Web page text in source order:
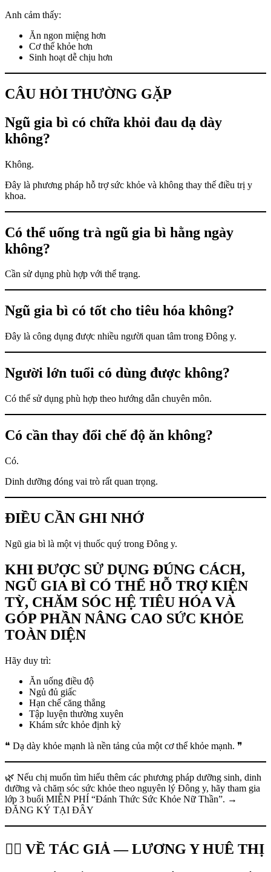
Anh cảm thấy:
Ăn ngon miệng hơn
Cơ thể khỏe hơn
Sinh hoạt dễ chịu hơn
CÂU HỎI THƯỜNG GẶP
Ngũ gia bì có chữa khỏi đau dạ dày
không?
Không.
Đây là phương pháp hỗ trợ sức khỏe và không thay thế điều trị y
khoa.
Có thể uống trà ngũ gia bì hằng ngày
không?
Cần sử dụng phù hợp với thể trạng.
Ngũ gia bì có tốt cho tiêu hóa không?
Đây là công dụng được nhiều người quan tâm trong Đông y.
Người lớn tuổi có dùng được không?
Có thể sử dụng phù hợp theo hướng dẫn chuyên môn.
Có cần thay đổi chế độ ăn không?
Có.
Dinh dưỡng đóng vai trò rất quan trọng.
ĐIỀU CẦN GHI NHỚ
Ngũ gia bì là một vị thuốc quý trong Đông y.
KHI ĐƯỢC SỬ DỤNG ĐÚNG CÁCH,
NGŨ GIA BÌ CÓ THỂ HỖ TRỢ KIỆN
TỲ, CHĂM SÓC HỆ TIÊU HÓA VÀ
GÓP PHẦN NÂNG CAO SỨC KHỎE
TOÀN DIỆN
Hãy duy trì:
Ăn uống điều độ
Ngủ đủ giấc
Hạn chế căng thẳng
Tập luyện thường xuyên
Khám sức khỏe định kỳ
❝ Dạ dày khỏe mạnh là nền tảng của một cơ thể khỏe mạnh. ❞
🌿 Nếu chị muốn tìm hiểu thêm các phương pháp dưỡng sinh, dinh
dưỡng và chăm sóc sức khỏe theo nguyên lý Đông y, hãy tham gia
lớp 3 buổi MIỄN PHÍ “Đánh Thức Sức Khỏe Nữ Thần”. →
ĐĂNG KÝ TẠI ĐÂY
👩‍⚕️ VỀ TÁC GIẢ — LƯƠNG Y HUÊ THỊ